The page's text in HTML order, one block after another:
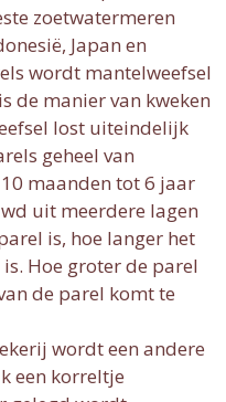
zoetwatermeren
Japan en
wordt mantelweefsel
de manier van kweken
lost uiteindelijk
geheel van
maanden tot 6 jaar
uit meerdere lagen
is, hoe langer het
Hoe groter de parel
de parel komt te
wordt een andere
een korreltje